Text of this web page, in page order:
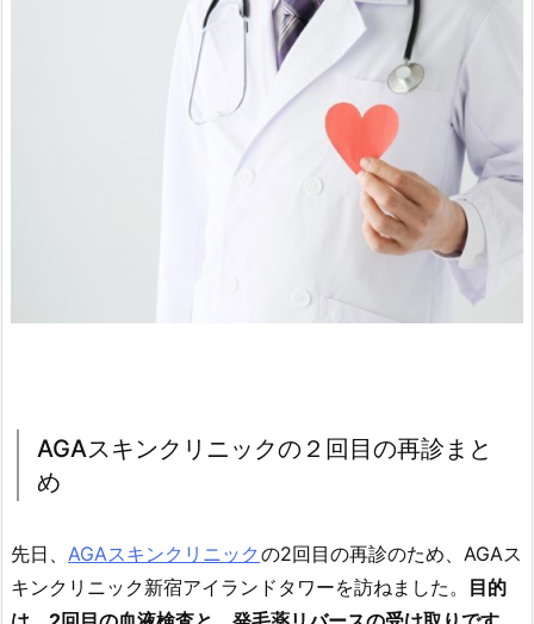
AGAスキンクリニックの２回目の再診まと
め
先日、 AGAスキンクリニック の2回目の再診のため、AGAス
キンクリニック新宿アイランドタワーを訪ねました。 目的